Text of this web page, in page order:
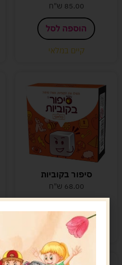
85.00 ש"ח
הוספה לסל
קיים במלאי
סיפור בקוביות
68.00 ש"ח
הוספה לסל
קיים במלאי